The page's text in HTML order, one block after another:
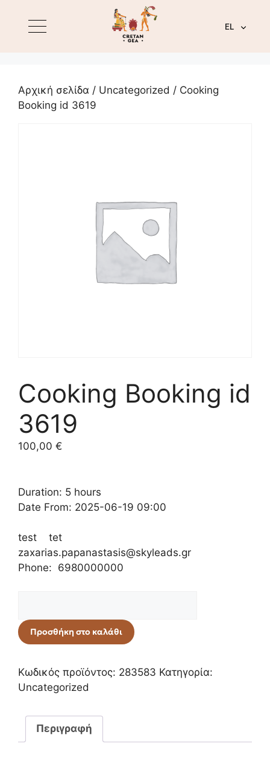
EL
Αρχική σελίδα / Uncategorized / Cooking
Booking id 3619
Cooking Booking id
3619
100,00 €
Duration: 5 hours
Date From: 2025-06-19 09:00
test tet
zaxarias.papanastasis@skyleads.gr
Phone: 6980000000
Προσθήκη στο καλάθι
Κωδικός προϊόντος: 283583 Κατηγορία:
Uncategorized
Περιγραφή